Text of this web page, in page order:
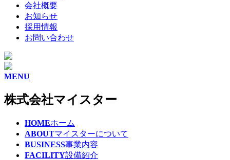
会社概要
お知らせ
採用情報
お問い合わせ
MENU
株式会社マイスター
HOMEホーム
ABOUTマイスターについて
BUSINESS事業内容
FACILITY設備紹介